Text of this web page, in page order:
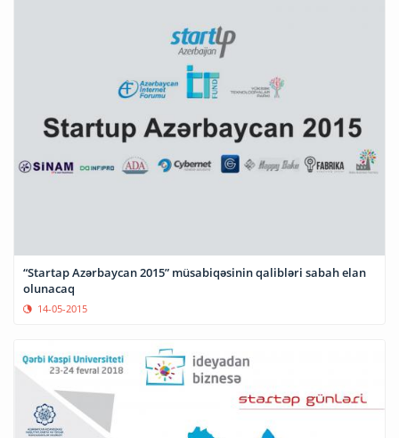
“Startap Azərbaycan 2015” müsabiqəsinin qalibləri sabah elan
olunacaq
14-05-2015